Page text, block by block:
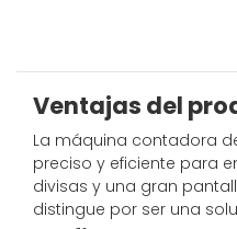
Ventajas del
La máquina contadora
preciso y eficiente para
divisas y una gran
distingue por ser una